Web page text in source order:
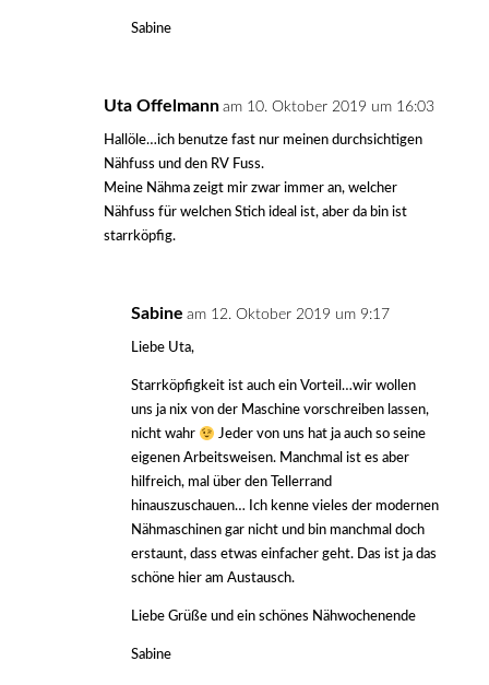
Sabine
Uta Offelmann am 10. Oktober 2019 um 16:03
Hallöle…ich benutze fast nur meinen durchsichtigen
Nähfuss und den RV Fuss.
Meine Nähma zeigt mir zwar immer an, welcher
Nähfuss für welchen Stich ideal ist, aber da bin ist
starrköpfig.
Sabine am 12. Oktober 2019 um 9:17
Liebe Uta,
Starrköpfigkeit ist auch ein Vorteil…wir wollen
uns ja nix von der Maschine vorschreiben lassen,
nicht wahr
Jeder von uns hat ja auch so seine
eigenen Arbeitsweisen. Manchmal ist es aber
hilfreich, mal über den Tellerrand
hinauszuschauen… Ich kenne vieles der modernen
Nähmaschinen gar nicht und bin manchmal doch
erstaunt, dass etwas einfacher geht. Das ist ja das
schöne hier am Austausch.
Liebe Grüße und ein schönes Nähwochenende
Sabine